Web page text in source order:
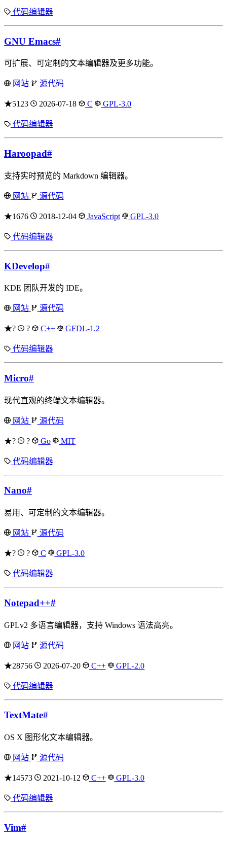
代码编辑器
GNU Emacs#
可扩展、可定制的文本编辑器及更多功能。
网站 源代码
★5123 2026-07-18 C GPL-3.0
代码编辑器
Haroopad#
支持实时预览的 Markdown 编辑器。
网站 源代码
★1676 2018-12-04 JavaScript GPL-3.0
代码编辑器
KDevelop#
KDE 团队开发的 IDE。
网站 源代码
★? ? C++ GFDL-1.2
代码编辑器
Micro#
现代直观的终端文本编辑器。
网站 源代码
★? ? Go MIT
代码编辑器
Nano#
易用、可定制的文本编辑器。
网站 源代码
★? ? C GPL-3.0
代码编辑器
Notepad++#
GPLv2 多语言编辑器，支持 Windows 语法高亮。
网站 源代码
★28756 2026-07-20 C++ GPL-2.0
代码编辑器
TextMate#
OS X 图形化文本编辑器。
网站 源代码
★14573 2021-10-12 C++ GPL-3.0
代码编辑器
Vim#